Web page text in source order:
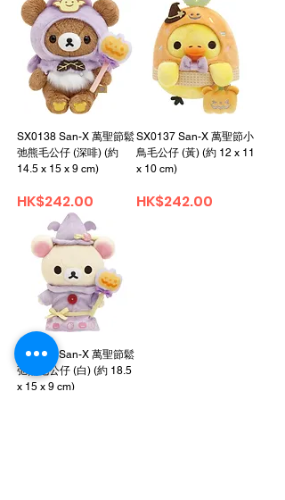
SX0138 San-X 萬聖節鬆
弛熊毛公仔 (深啡) (約
14.5 x 15 x 9 cm)
價格
HK$242.00
SX0137 San-X 萬聖節小
鳥毛公仔 (黃) (約 12 x 11
x 10 cm)
價格
HK$242.00
SX0136 San-X 萬聖節鬆
弛熊毛公仔 (白) (約 18.5
x 15 x 9 cm)